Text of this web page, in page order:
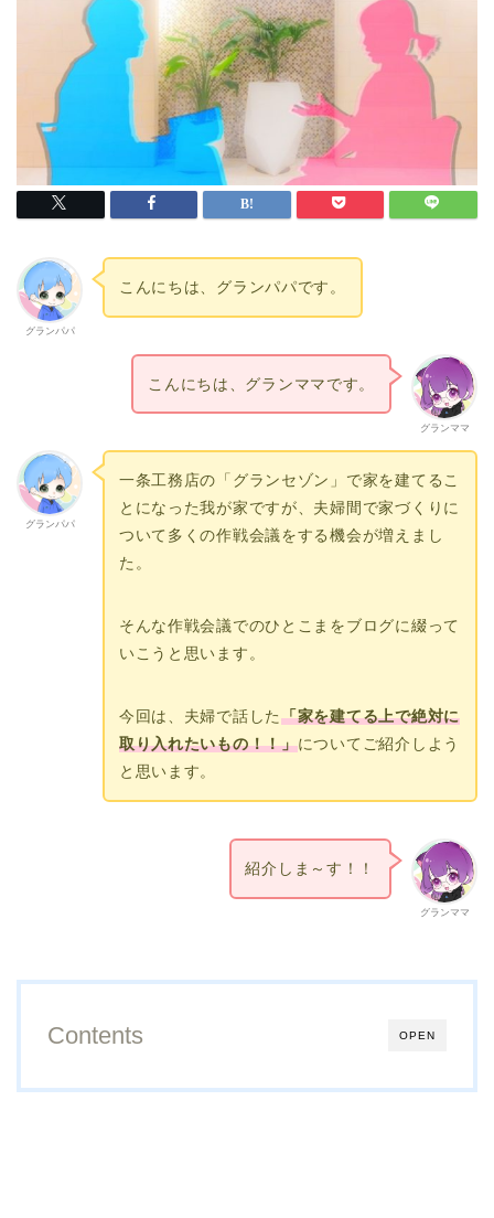
グランパパ
こんにちは、グランパパです。
グランママ
こんにちは、グランママです。
グランパパ
一条工務店の「グランセゾン」で家を建てるこ
とになった我が家ですが、夫婦間で家づくりに
ついて多くの作戦会議をする機会が増えまし
た。
そんな作戦会議でのひとこまをブログに綴って
いこうと思います。
今回は、夫婦で話した「家を建てる上で絶対に
取り入れたいもの！！」についてご紹介しよう
と思います。
グランママ
紹介しま～す！！
OPEN
Contents